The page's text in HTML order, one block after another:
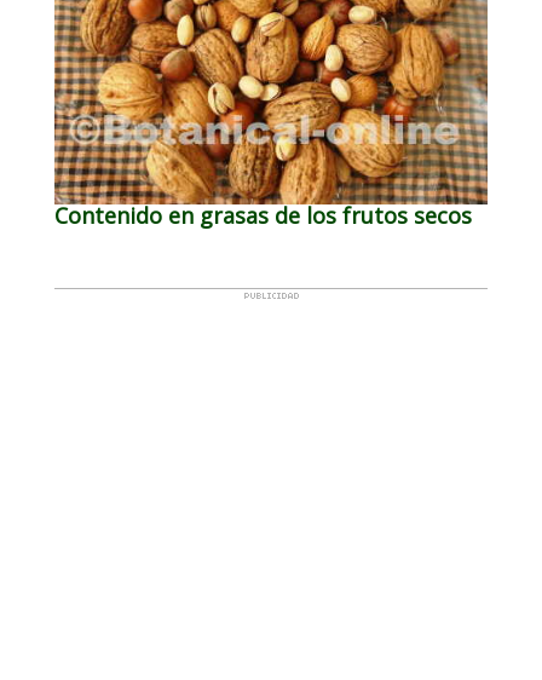
Contenido en grasas de los frutos secos